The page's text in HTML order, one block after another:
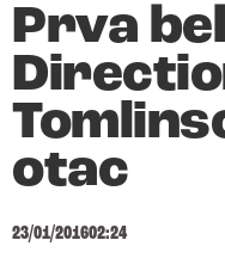
Prva
otac
23/01/201602:24